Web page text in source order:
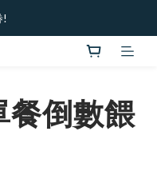
元購物金
!
元購物金
餐倒數餵